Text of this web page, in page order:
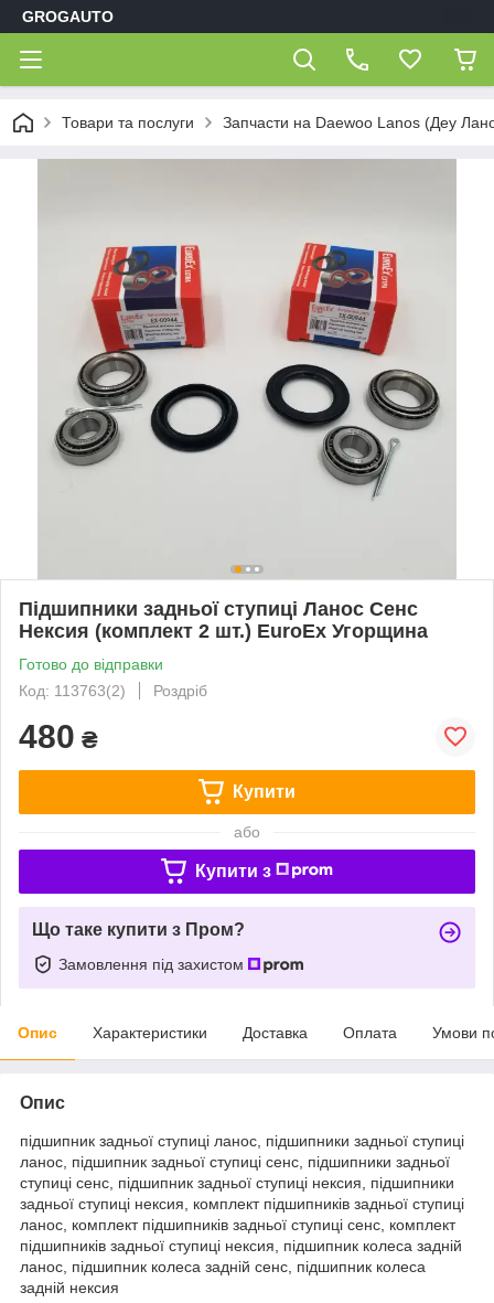
GROGAUTO
Товари та послуги Запчасти на Daewoo Lanos (Деу
Підшипники задньої ступиці Ланос Сенс
Нексия (комплект 2 шт.) EuroEx Угорщина
Готово до відправки
Код: 113763(2)
Роздріб
480 ₴
Купити
або
Купити з
Що таке купити з Пром?
Замовлення під захистом
Опис Характеристики Доставка Оплата Умови
Опис
підшипник задньої ступиці ланос, підшипники задньої ступиці
ланос, підшипник задньої ступиці сенс, підшипники задньої
ступиці сенс, підшипник задньої ступиці нексия, підшипники
задньої ступиці нексия, комплект підшипників задньої ступиці
ланос, комплект підшипників задньої ступиці сенс, комплект
підшипників задньої ступиці нексия, підшипник колеса задній
ланос, підшипник колеса задній сенс, підшипник колеса
задній нексия